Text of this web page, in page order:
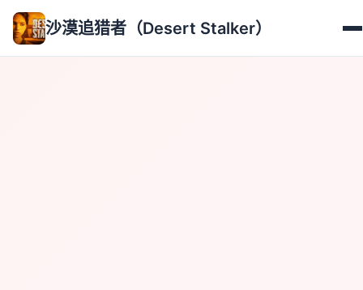
沙漠追猎者（Desert Stalker）